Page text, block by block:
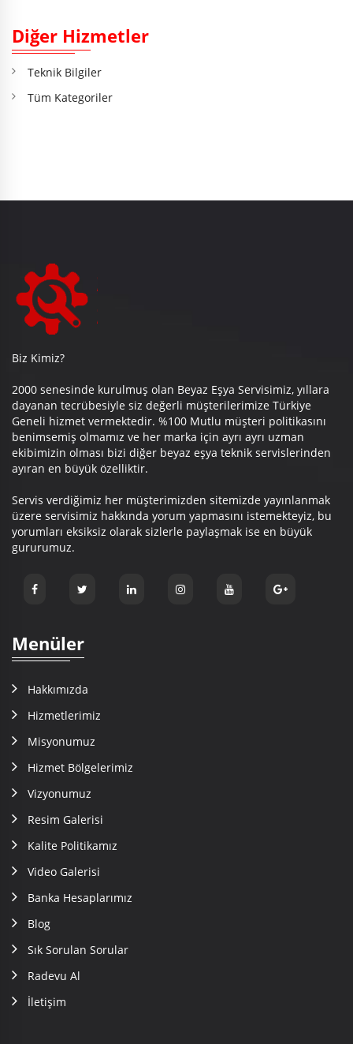
Diğer Hizmetler
Teknik Bilgiler
Tüm Kategoriler
Biz Kimiz?
2000 senesinde kurulmuş olan Beyaz Eşya Servisimiz, yıllara
dayanan tecrübesiyle siz değerli müşterilerimize Türkiye
Geneli hizmet vermektedir. %100 Mutlu müşteri politikasını
benimsemiş olmamız ve her marka için ayrı ayrı uzman
ekibimizin olması bizi diğer beyaz eşya teknik servislerinden
ayıran en büyük özelliktir.
Servis verdiğimiz her müşterimizden sitemizde yayınlanmak
üzere servisimiz hakkında yorum yapmasını istemekteyiz, bu
yorumları eksiksiz olarak sizlerle paylaşmak ise en büyük
gururumuz.
Menüler
Hakkımızda
Hizmetlerimiz
Misyonumuz
Hizmet Bölgelerimiz
Vizyonumuz
Resim Galerisi
Kalite Politikamız
Video Galerisi
Banka Hesaplarımız
Blog
Sık Sorulan Sorular
Radevu Al
İletişim